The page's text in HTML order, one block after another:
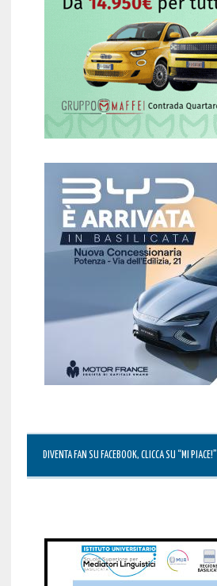
DIVENTA FAN SU FACEBOOK, CLICCA SU “MI PIACE!”